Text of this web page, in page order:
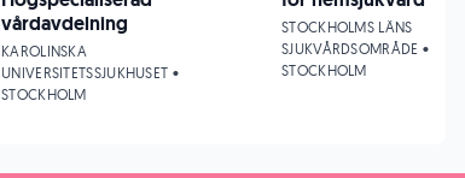
vårdavdelning
KAROLINSKA
UNIVERSITETSSJUKHUSET •
STOCKHOLM
STOCKHOLMS LÄNS
SJUKVÅRDSOMRÅDE •
STOCKHOLM